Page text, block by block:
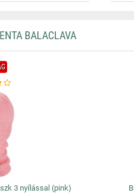
BALACLAVA
3 nyílással (pink)